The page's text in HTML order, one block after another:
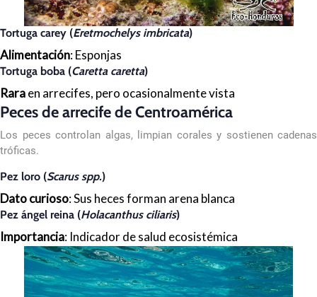
Tortuga carey (Eretmochelys imbricata)
Alimentación: Esponjas
Tortuga boba (Caretta caretta)
Raraen arrecifes, pero ocasionalmente vista
Peces de arrecife de Centroamérica
Los peces controlan algas, limpian corales y sostienen cadenas
tróficas.
Pez loro (Scarus spp.)
Dato curioso: Sus heces forman arena blanca
Pez ángel reina (Holacanthus ciliaris)
Importancia: Indicador de salud ecosistémica